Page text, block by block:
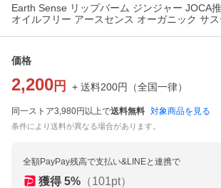
Earth Sense リップバーム ジンジャー JOCA
オイルフリー アースセンス オーガニック サ
価格
2,200 円 + 送料200円 （全国一律）
同一ストア3,980円以上で送料無料 対象商品を見る
条件により送料が異なる場合があります。
全額PayPay残高で支払い&LINEと連携で
獲得 5% （101pt）